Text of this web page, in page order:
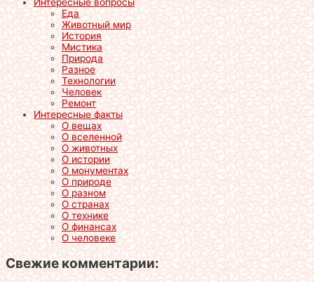
Интересные вопросы
Еда
Животный мир
История
Мистика
Природа
Разное
Технологии
Человек
Ремонт
Интересные факты
О вещах
О вселенной
О животных
О истории
О монументах
О природе
О разном
О странах
О технике
О финансах
О человеке
Свежие комментарии: